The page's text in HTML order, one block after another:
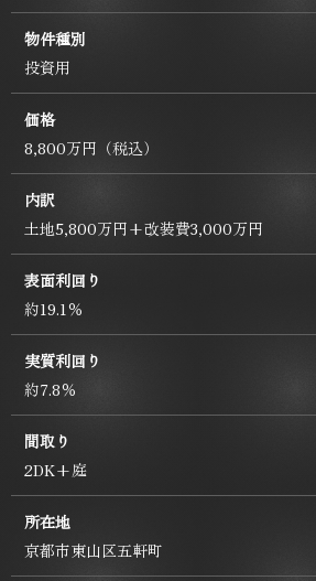
物件種別
投資用
価格
8,800万円（税込）
内訳
土地5,800万円+改装費3,000万円
表面利回り
約19.1％
実質利回り
約7.8％
間取り
2DK+庭
所在地
京都市東山区五軒町